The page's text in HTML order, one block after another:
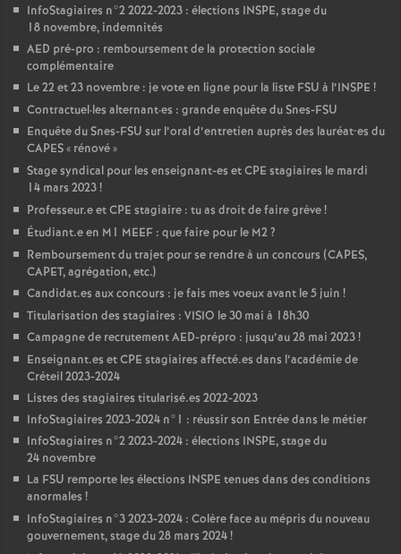
InfoStagiaires n°2 2022-2023 : élections INSPE, stage du
18 novembre, indemnités
AED pré-pro : remboursement de la protection sociale
complémentaire
Le 22 et 23 novembre : je vote en ligne pour la liste FSU à l’INSPE !
Contractuel·les alternant·es : grande enquête du Snes-FSU
Enquête du Snes-FSU sur l’oral d’entretien auprès des lauréat•es du
CAPES« rénové»
Stage syndical pour les enseignant-es etCPE stagiaires le mardi
14 mars 2023!
Professeur.e etCPE stagiaire : tu as droit de faire grève!
Étudiant.e en M1 MEEF : que faire pour le M2?
Remboursement du trajet pour se rendre à un concours (CAPES,
CAPET, agrégation, etc.)
Candidat.es aux concours : je fais mes voeux avant le 5 juin !
Titularisation des stagiaires : VISIO le 30 mai à 18h30
Campagne de recrutementAED-prépro : jusqu’au 28 mai 2023!
Enseignant.es etCPE stagiaires affecté.es dans l’académie de
Créteil 2023-2024
Listes des stagiaires titularisé.es 2022-2023
InfoStagiaires 2023-2024 n°1 : réussir son Entrée dans le métier
InfoStagiaires n°2 2023-2024 : élections INSPE, stage du
24 novembre
La FSU remporte les élections INSPE tenues dans des conditions
anormales !
InfoStagiaires n°3 2023-2024 : Colère face au mépris du nouveau
gouvernement, stage du 28 mars 2024!